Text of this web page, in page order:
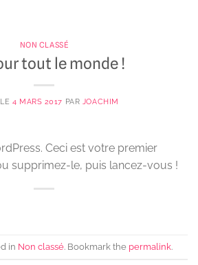
NON CLASSÉ
tout le monde !
4 MARS 2017 PAR JOACHIM
Ceci est votre premier
supprimez-le, puis lancez-vous !
in Non classé. Bookmark the permalink.